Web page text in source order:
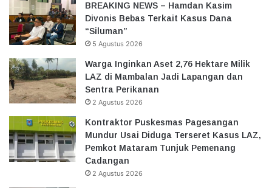
BREAKING NEWS – Hamdan Kasim
Divonis Bebas Terkait Kasus Dana
“Siluman”
5 Agustus 2026
Warga Inginkan Aset 2,76 Hektare Milik
LAZ di Mambalan Jadi Lapangan dan
Sentra Perikanan
2 Agustus 2026
Kontraktor Puskesmas Pagesangan
Mundur Usai Diduga Terseret Kasus LAZ,
Pemkot Mataram Tunjuk Pemenang
Cadangan
2 Agustus 2026